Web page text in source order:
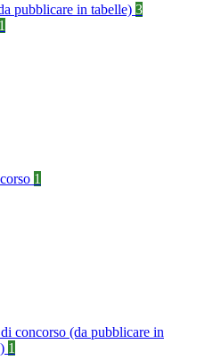
pubblicare in tabelle) 3
1
1
concorso (da pubblicare in
1